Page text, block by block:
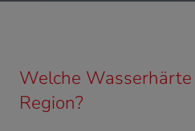
Welche
Region?